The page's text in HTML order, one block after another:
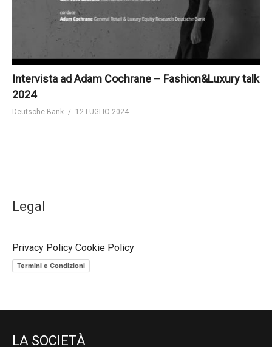
Intervista ad Adam Cochrane – Fashion&Luxury talk
2024
Deutsche Bank 12 LUGLIO 2024
Legal
Privacy Policy Cookie Policy
Termini e Condizioni
LA SOCIETÀ